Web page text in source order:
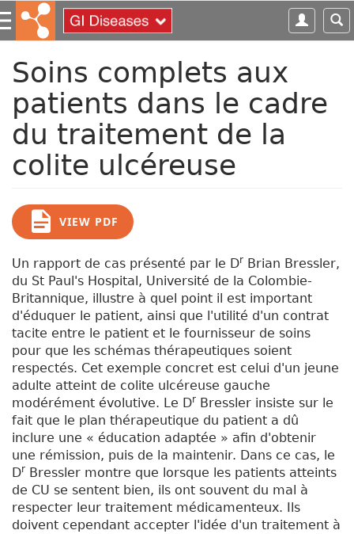
S
k
i
Soins complets aux
patients dans le cadre
du traitement de la
colite ulcéreuse
VIEW PDF
Un rapport de cas présenté par le Dr Brian Bressler,
du St Paul's Hospital, Université de la Colombie-
Britannique, illustre à quel point il est important
d'éduquer le patient, ainsi que l'utilité d'un contrat
tacite entre le patient et le fournisseur de soins
pour que les schémas thérapeutiques soient
respectés. Cet exemple concret est celui d'un jeune
adulte atteint de colite ulcéreuse gauche
modérément évolutive. Le Dr Bressler insiste sur le
fait que le plan thérapeutique du patient a dû
inclure une « éducation adaptée » afin d'obtenir
une rémission, puis de la maintenir. Dans ce cas, le
Dr Bressler montre que lorsque les patients atteints
de CU se sentent bien, ils ont souvent du mal à
respecter leur traitement médicamenteux. Ils
doivent cependant accepter l'idée d'un traitement à